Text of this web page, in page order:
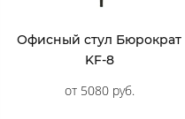
Офисный стул Бюрократ
KF-8
от 5080 руб.